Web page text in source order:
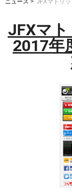
ニュース
JFXマトリ
JFXマ
2017年